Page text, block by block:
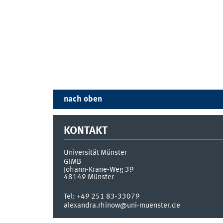
nach oben
KONTAKT
Universität Münster
GIMB
Johann-Krane-Weg 39
48149 Münster
Tel: +49 251 83-33079
alexandra.rhinow@uni-muenster.de